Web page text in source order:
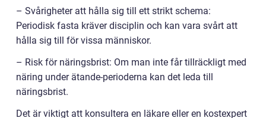
– Svårigheter att hålla sig till ett strikt schema:
Periodisk fasta kräver disciplin och kan vara svårt att
hålla sig till för vissa människor.
– Risk för näringsbrist: Om man inte får tillräckligt med
näring under ätande-perioderna kan det leda till
näringsbrist.
Det är viktigt att konsultera en läkare eller en kostexpert